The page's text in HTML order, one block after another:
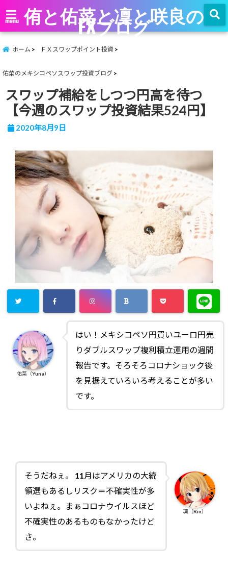
menu 侑と佑菜と凜と咲良の
FXブログ
ホーム ＦＸスワップポイント投資
佑菜のメキシコペソスワップ投資ブログ
スワップ補給をしつつ円高を待つ
【今週のスワップ投資結果524円】
2020年8月9日
はい！メキシコペソ円買いユーロ円売
りダブルスワップ複利積立運用の週間
報告です。そろそろコロナショック後
を見据えていろいろ考えることが多い
です。
佑菜（Yuna）
そうだねぇ。 11月はアメリカの大統
領選もあるしリスク＝不確実性が多
いよねぇ。まぁコロナウイルスほど
不確実性のあるものもなかったけど
さ。
凜（Rin）